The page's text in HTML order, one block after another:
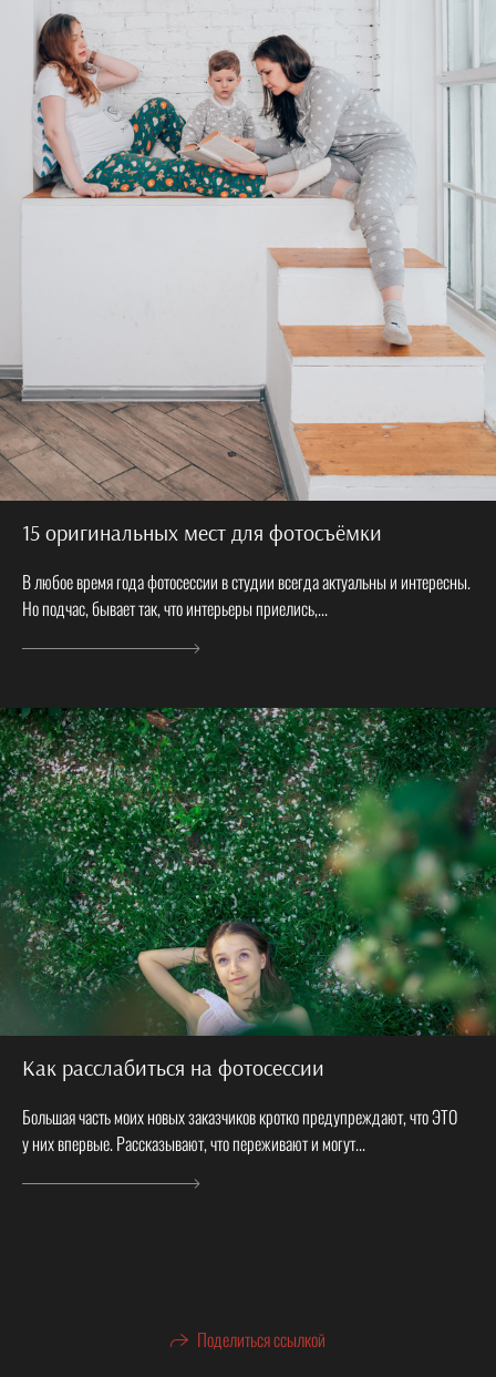
15 оригинальных мест для фотосъёмки
В любое время года фотосессии в студии всегда актуальны и интересны.
Но подчас, бывает так, что интерьеры приелись,...
Как расслабиться на фотосессии
Большая часть моих новых заказчиков кротко предупреждают, что ЭТО
у них впервые. Рассказывают, что переживают и могут...
Поделиться ссылкой